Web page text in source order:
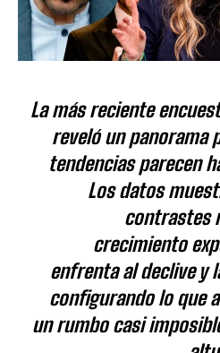
La más reciente
reveló un panorama
tendencias parecen
Los datos
contrastes
crecimiento
enfrenta al declive y
configurando lo que
un rumbo casi